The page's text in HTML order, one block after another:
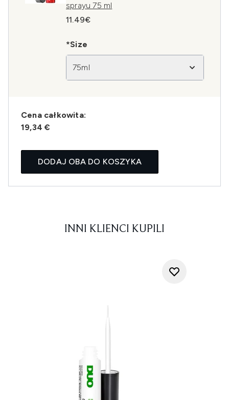
sprayu 75 ml
11.49€
*Size
75ml
Cena całkowita:
19,34 €
DODAJ OBA DO KOSZYKA
INNI KLIENCI KUPILI